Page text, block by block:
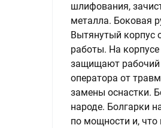
шлифования,
металла. Боковая
Вытянутый корпус
работы. На
защищают рабочий
оператора от
замены оснастки.
народе. Болгарки
по мощности и, что